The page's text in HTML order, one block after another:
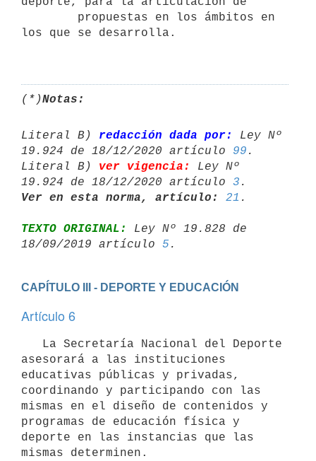
los que se desarrolla.
(*)Notas:
Literal B) redacción dada por:
Ley Nº
19.924 de 18/12/2020 artículo 99 .
Literal B) ver vigencia:
Ley Nº
19.924 de 18/12/2020 artículo 3
Ver en esta norma, artículo:
21
TEXTO ORIGINAL:
Ley Nº 19.828 de
18/09/2019 artículo 5
CAPÍTULO III - DEPORTE Y EDUCACIÓN
Artículo 6
asesorará a las instituciones
educativas públicas y privadas,
coordinando y participando con las
mismas en el diseño de contenidos y
programas de educación física y
deporte en las instancias que las